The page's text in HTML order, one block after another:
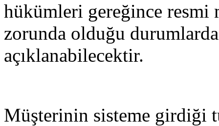
hükümleri gereğince resmi
zorunda olduğu
açıklanabilecektir.
Müşterinin sisteme girdiği